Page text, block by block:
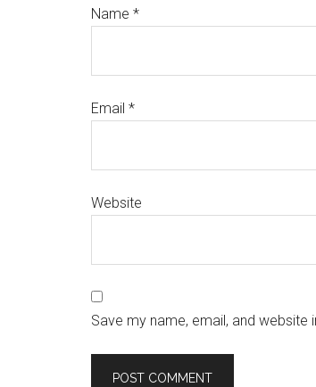
Name *
Email *
Website
Save my name, email, and